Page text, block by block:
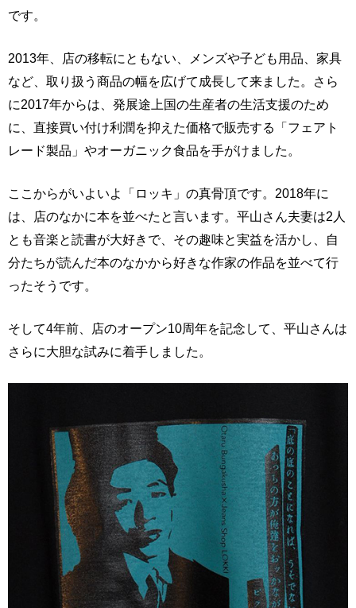
です。
2013年、店の移転にともない、メンズや子ども用品、家具
など、取り扱う商品の幅を広げて成長して来ました。さら
に2017年からは、発展途上国の生産者の生活支援のため
に、直接買い付け利潤を抑えた価格で販売する「フェアト
レード製品」やオーガニック食品を手がけました。
ここからがいよいよ「ロッキ」の真骨頂です。2018年に
は、店のなかに本を並べたと言います。平山さん夫妻は2人
とも音楽と読書が大好きで、その趣味と実益を活かし、自
分たちが読んだ本のなかから好きな作家の作品を並べて行
ったそうです。
そして4年前、店のオープン10周年を記念して、平山さんは
さらに大胆な試みに着手しました。